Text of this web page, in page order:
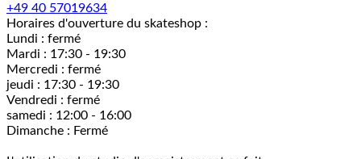
+49 40 57019634
Horaires d'ouverture du skateshop :
Lundi : fermé
Mardi : 17:30 - 19:30
Mercredi : fermé
jeudi : 17:30 - 19:30
Vendredi : fermé
samedi : 12:00 - 16:00
Dimanche : Fermé